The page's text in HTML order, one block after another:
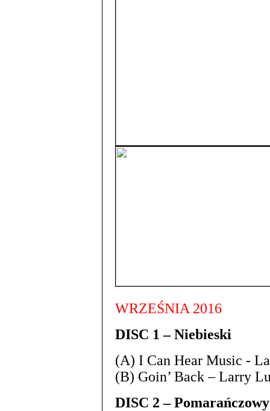
WRZEŚNIA 2016
DISC 1 – Niebieski
(A) I Can Hear Music -
(B) Goin’ Back – Larry
DISC 2 – Pomarańczowy